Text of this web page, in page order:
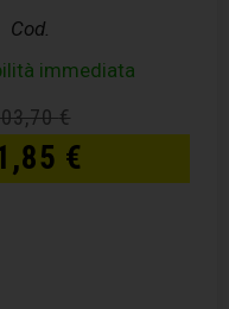
Cod.
immediata
€
€